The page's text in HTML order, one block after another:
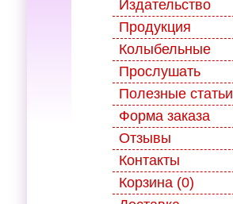
Издательство
Продукция
Колыбельные
Прослушать
Полезные статьи
Форма заказа
Отзывы
Контакты
Корзина (0)